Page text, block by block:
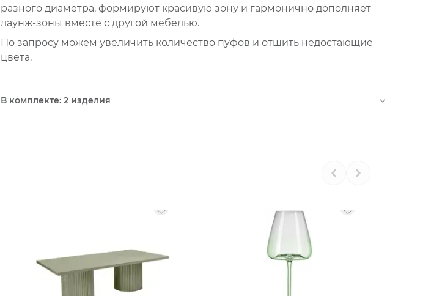
разного диаметра, формируют красивую зону и гармонично дополняет
лаунж-зоны вместе с другой мебелью.
По запросу можем увеличить количество пуфов и отшить недостающие
цвета.
В комплекте: 2 изделия